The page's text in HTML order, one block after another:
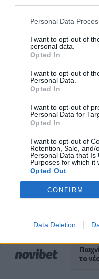
Personal Data
I want to opt-out of
personal data.
Opted In
I want to opt-out of
Personal Data.
Opted In
I want to opt-out of
Personal Data for
Opted In
I want to opt-out of
Retention, Sale, and/
Personal Data that Is
Purposes for which it
Opted Out
CONFIRM
Data Deletion
το